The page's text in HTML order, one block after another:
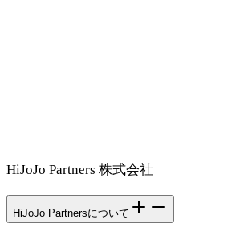
HiJoJo Partners 株式会社
HiJoJo Partnersについて